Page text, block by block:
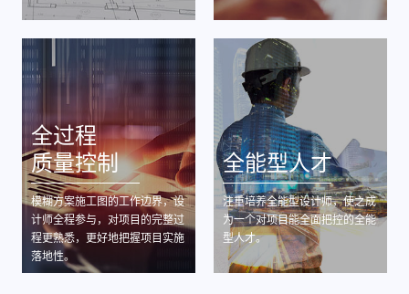
全过程
质量控制
模糊方案施工图的工作边界，设
计师全程参与，对项目的完整过
程更熟悉，更好地把握项目实施
落地性。
全能型人才
注重培养全能型设计师，使之成
为一个对项目能全面把控的全能
型人才。